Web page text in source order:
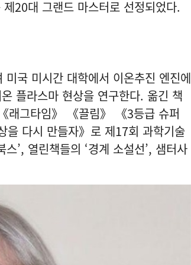
20대 그랜드 마스터로 선정되었다.
국 미시간 대학에서 이온추진 엔진에
플라스마 현상을 연구한다. 옮긴 책
래그타임》 《끌림》 《3등급 슈퍼
다시 만들자》로 제17회 과학기술
’, 열린책들의 ‘경계 소설선’, 샘터사